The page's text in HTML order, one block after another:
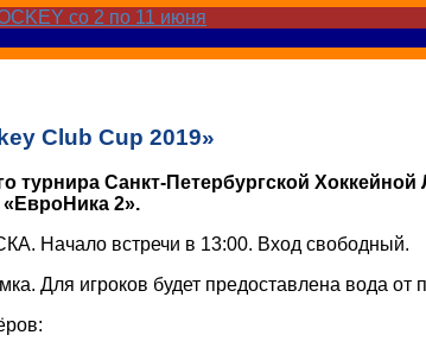
со 2 по 11 июня
Club Cup 2019»
турнира Санкт-Петербургской
2».
Начало встречи в 13:00. Вход свободный.
Для игроков будет предоставлена вода